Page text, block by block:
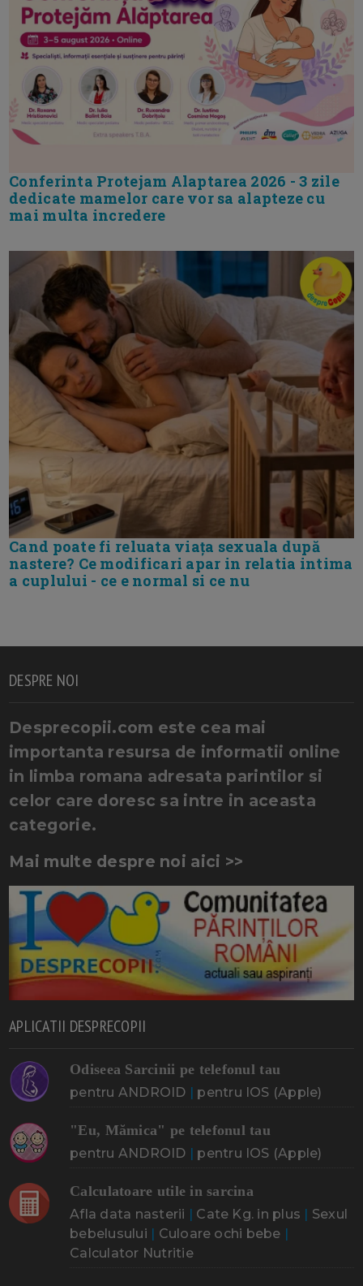
Conferinta Protejam Alaptarea 2026 - 3 zile
dedicate mamelor care vor sa alapteze cu
mai multa incredere
Cand poate fi reluata viața sexuala după
nastere? Ce modificari apar in relatia intima
a cuplului - ce e normal si ce nu
DESPRE NOI
Desprecopii.com este cea mai
importanta resursa de informatii online
in limba romana adresata parintilor si
celor care doresc sa intre in aceasta
categorie.
Mai multe despre noi aici >>
APLICATII DESPRECOPII
Odiseea Sarcinii pe telefonul tau
pentru ANDROID | pentru IOS (Apple)
"Eu, Mămica" pe telefonul tau
pentru ANDROID | pentru IOS (Apple)
Calculatoare utile in sarcina
Afla data nasterii | Cate Kg. in plus | Sexul
bebelusului | Culoare ochi bebe |
Calculator Nutritie